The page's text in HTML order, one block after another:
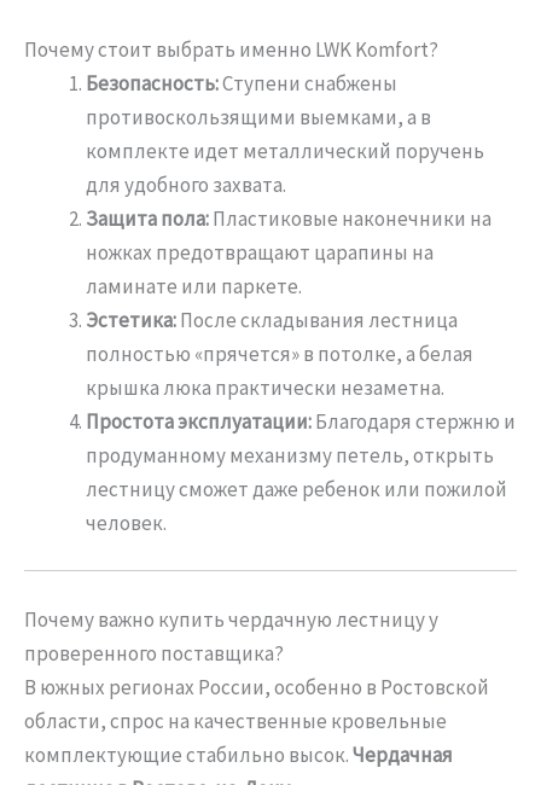
Почему стоит выбрать именно LWK Komfort?
Безопасность:Ступени снабжены
противоскользящими выемками, а в
комплекте идет металлический поручень
для удобного захвата.
Защита пола:Пластиковые наконечники на
ножках предотвращают царапины на
ламинате или паркете.
Эстетика:После складывания лестница
полностью «прячется» в потолке, а белая
крышка люка практически незаметна.
Простота эксплуатации:Благодаря стержню и
продуманному механизму петель, открыть
лестницу сможет даже ребенок или пожилой
человек.
Почему важно купить чердачную лестницу у
проверенного поставщика?
В южных регионах России, особенно в Ростовской
области, спрос на качественные кровельные
комплектующие стабильно высок.Чердачная